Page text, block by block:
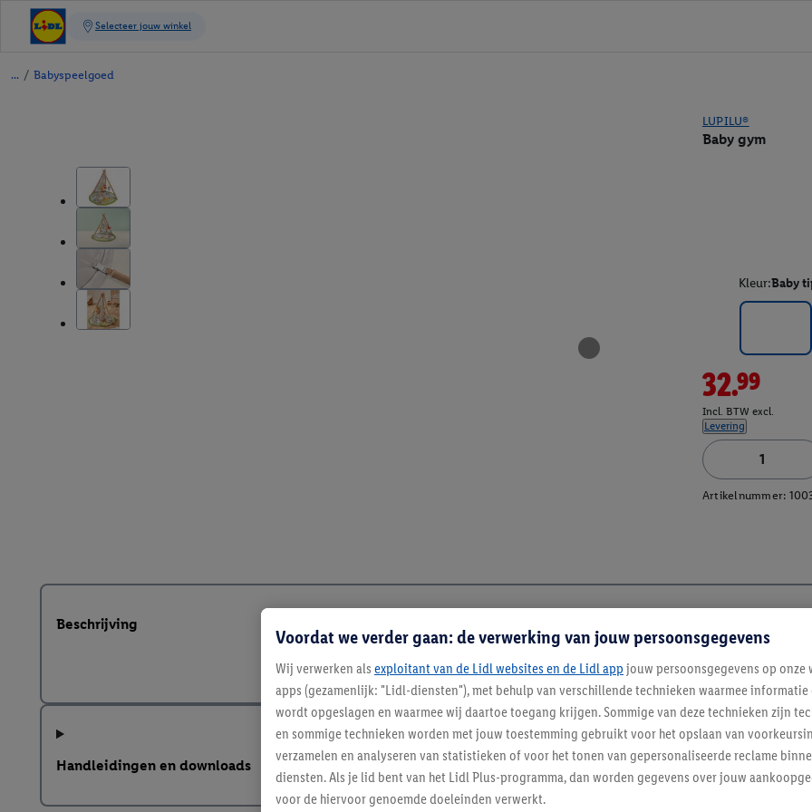
/ Babyspeelgoed
LUPILU®
Baby gym
Kleur:Baby
32.99
Incl. BTW excl.
Levering
Artikelnummer:
Beschrijving
Handleidingen en downloads
Voordat we verder gaan: de verwerking van jouw persoonsgegevens
Wij verwerken als exploitant van de Lidl websites en de Lidl app jouw persoonsgegevens op onze
apps (gezamenlijk: "Lidl-diensten"), met behulp van verschillende technieken waarmee
wordt opgeslagen en waarmee wij daartoe toegang krijgen. Sommige van deze technieken zijn
en sommige technieken worden met jouw toestemming gebruikt voor het opslaan van
verzamelen en analyseren van statistieken of voor het tonen van gepersonaliseerde reclame
diensten. Als je lid bent van het Lidl Plus-programma, dan worden gegevens over jouw
voor de hiervoor genoemde doeleinden verwerkt.